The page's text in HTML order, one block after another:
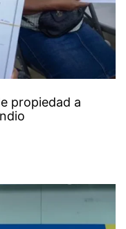
propiedad a